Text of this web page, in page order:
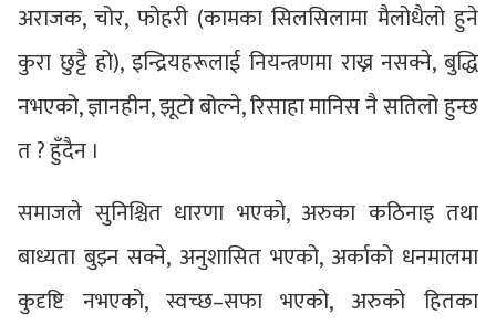
अराजक, चोर, फोहरी (कामका सिलसिलामा मैलोधैलो हुने
कुरा छुट्टै हो), इन्द्रियहरूलाई नियन्त्रणमा राख्न नसक्ने, बुद्धि
नभएको, ज्ञानहीन, झूटो बोल्ने, रिसाहा मानिस नै सतिलो हुन्छ
त ? हुँदैन ।
समाजले सुनिश्चित धारणा भएको, अरुका कठिनाइ तथा
बाध्यता बुझ्न सक्ने, अनुशासित भएको, अर्काको धनमालमा
कुदृष्टि नभएको, स्वच्छ–सफा भएको, अरुको हितका